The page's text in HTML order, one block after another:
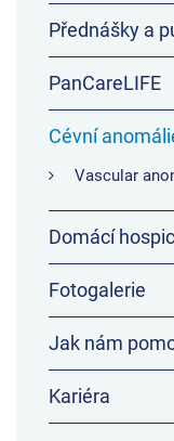
Přednášky a
PanCareLIFE
Cévní
Vascular
Domácí hospic
Fotogalerie
Jak nám
Kariéra